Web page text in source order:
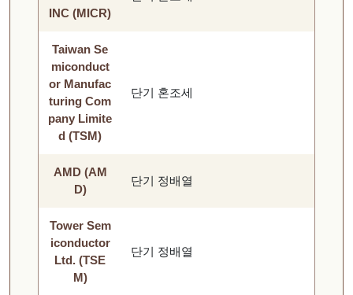
INC (MICR)
Taiwan Se
miconduct
or Manufac
turing Com
pany Limite
d (TSM)
단기 혼조세
AMD (AM
D)
단기 정배열
Tower Sem
iconductor
Ltd. (TSE
M)
단기 정배열